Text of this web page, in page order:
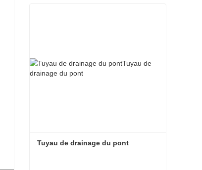
Tuyau de drainage du pont